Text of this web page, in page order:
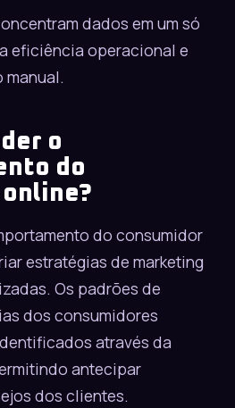
dados em um só
eficiência operacional e
o
do
do consumidor
estratégias de marketing
Os padrões de
dos consumidores
através da
antecipar
dos clientes.